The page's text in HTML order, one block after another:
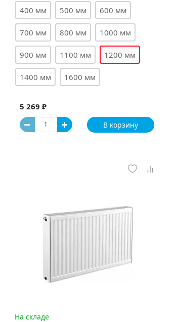
400 мм
500 мм 600 мм
700 мм 800 мм 1000 мм
900 мм 1100 мм 1200 мм
1400 мм 1600 мм
5 269 ₽
В корзину
На складе